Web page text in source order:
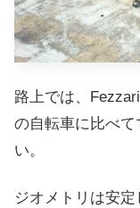
路上では、
の自転車に比べ
い。
ジオメトリは安